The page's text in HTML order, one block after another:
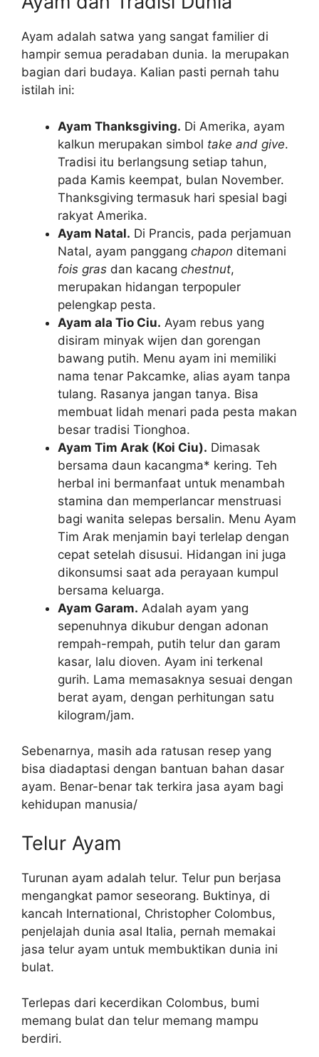
Ayam adalah satwa yang sangat familier di
hampir semua peradaban dunia. Ia merupakan
bagian dari budaya. Kalian pasti pernah tahu
istilah ini:
Ayam Thanksgiving. Di Amerika, ayam
kalkun merupakan simbol take and give.
Tradisi itu berlangsung setiap tahun,
pada Kamis keempat, bulan November.
Thanksgiving termasuk hari spesial bagi
rakyat Amerika.
Ayam Natal. Di Prancis, pada perjamuan
Natal, ayam panggang chapon ditemani
fois gras dan kacang chestnut,
merupakan hidangan terpopuler
pelengkap pesta.
Ayam ala Tio Ciu. Ayam rebus yang
disiram minyak wijen dan gorengan
bawang putih. Menu ayam ini memiliki
nama tenar Pakcamke, alias ayam tanpa
tulang. Rasanya jangan tanya. Bisa
membuat lidah menari pada pesta makan
besar tradisi Tionghoa.
Ayam Tim Arak (Koi Ciu). Dimasak
bersama daun kacangma* kering. Teh
herbal ini bermanfaat untuk menambah
stamina dan memperlancar menstruasi
bagi wanita selepas bersalin. Menu Ayam
Tim Arak menjamin bayi terlelap dengan
cepat setelah disusui. Hidangan ini juga
dikonsumsi saat ada perayaan kumpul
bersama keluarga.
Ayam Garam. Adalah ayam yang
sepenuhnya dikubur dengan adonan
rempah-rempah, putih telur dan garam
kasar, lalu dioven. Ayam ini terkenal
gurih. Lama memasaknya sesuai dengan
berat ayam, dengan perhitungan satu
kilogram/jam.
Sebenarnya, masih ada ratusan resep yang
bisa diadaptasi dengan bantuan bahan dasar
ayam. Benar-benar tak terkira jasa ayam bagi
kehidupan manusia/
Telur Ayam
Turunan ayam adalah telur. Telur pun berjasa
mengangkat pamor seseorang. Buktinya, di
kancah International, Christopher Colombus,
penjelajah dunia asal Italia, pernah memakai
jasa telur ayam untuk membuktikan dunia ini
bulat.
Terlepas dari kecerdikan Colombus, bumi
memang bulat dan telur memang mampu
berdiri.